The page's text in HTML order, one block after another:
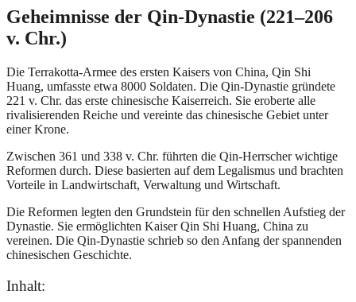
Geheimnisse der Qin-Dynastie (221–206
v. Chr.)
Die Terrakotta-Armee des ersten Kaisers von China, Qin Shi
Huang, umfasste etwa 8000 Soldaten. Die Qin-Dynastie gründete
221 v. Chr. das erste chinesische Kaiserreich. Sie eroberte alle
rivalisierenden Reiche und vereinte das chinesische Gebiet unter
einer Krone.
Zwischen 361 und 338 v. Chr. führten die Qin-Herrscher wichtige
Reformen durch. Diese basierten auf dem Legalismus und brachten
Vorteile in Landwirtschaft, Verwaltung und Wirtschaft.
Die Reformen legten den Grundstein für den schnellen Aufstieg der
Dynastie. Sie ermöglichten Kaiser Qin Shi Huang, China zu
vereinen. Die Qin-Dynastie schrieb so den Anfang der spannenden
chinesischen Geschichte.
Inhalt: